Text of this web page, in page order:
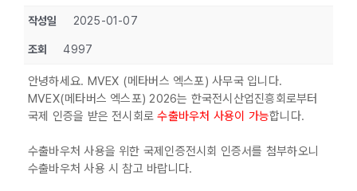
작성일 2025-01-07
조회 4997
안녕하세요. MVEX (메타버스 엑스포) 사무국 입니다.
MVEX(메타버스 엑스포) 2026는 한국전시산업진흥회로부터
국제 인증을 받은 전시회로수출바우처 사용이 가능합니다.
수출바우처 사용을 위한 국제인증전시회 인증서를 첨부하오니
수출바우처 사용 시 참고 바랍니다.